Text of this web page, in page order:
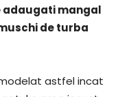
adaugati mangal
de turba
astfel incat